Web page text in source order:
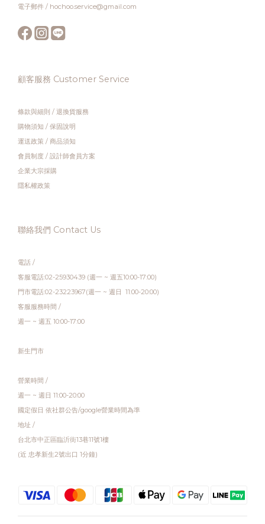
電子郵件 / hochoo.service@gmail.com
顧客服務 Customer Service
條款與細則 / 退換貨服務
購物須知 / 保固說明
運送政策 / 商品須知
會員制度 / 設計師會員方案
企業大宗採購
隱私權政策
聯絡我們 Contact Us
電話 /
客服電話:02-25930439 (週一 ~ 週五10:00-17:00)
門市電話:02-23223967(週一 ~ 週日 11:00-20:00)
客服服務時間 /
週一 ~ 週五 10:00-17:00
新生門市
營業時間 /
週一 ~ 週日 11:00-20:00
國定假日 依社群公告/google營業時間為準
地址 /
台北市中正區臨沂街13巷11號1樓
(近 忠孝新生2號出口 1分鐘)